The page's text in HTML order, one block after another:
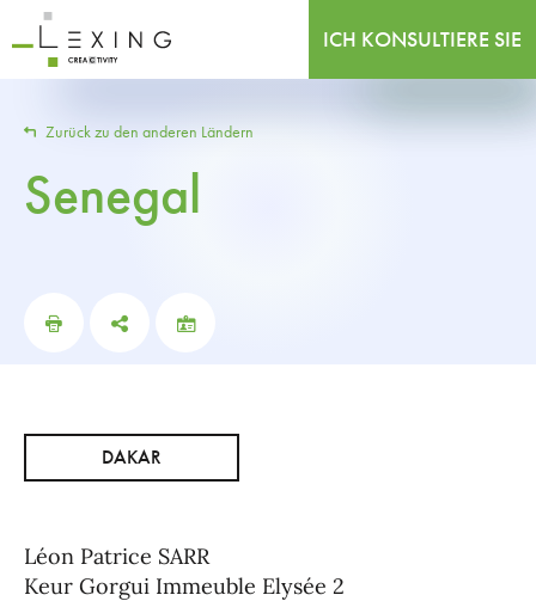
ICH KONSULTIERE SIE
Zurück zu den anderen Ländern
Senegal
DAKAR
Léon Patrice SARR
Keur Gorgui Immeuble Elysée 2